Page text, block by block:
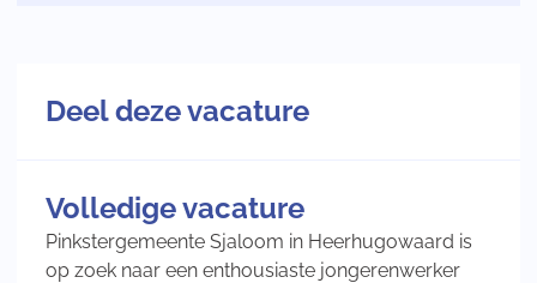
Deel deze vacature
Volledige vacature
Pinkstergemeente Sjaloom in Heerhugowaard is
op zoek naar een enthousiaste jongerenwerker